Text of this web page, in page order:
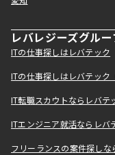
レバレジーズグル
ITの仕事探しはレバテック
ITの仕事探しはレバテック
IT転職スカウトならレバテ
ITエンジニア就活ならレバ
フリーランスの案件探しな